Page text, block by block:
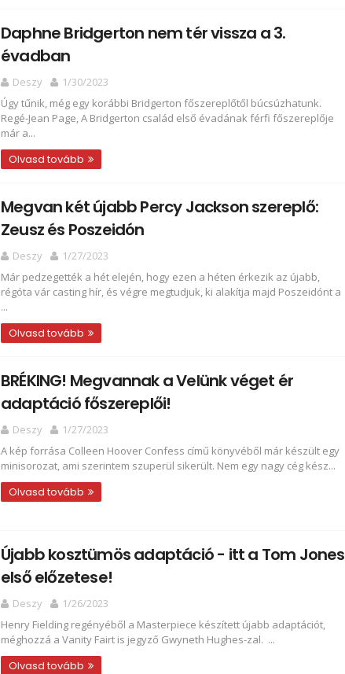
Daphne Bridgerton nem tér vissza a 3.
évadban
Deszy
1/30/2023
Úgy tűnik, még egy korábbi Bridgerton főszereplőtől búcsúzhatunk.
Regé-Jean Page, A Bridgerton család első évadának férfi főszereplője
már a...
Olvasd tovább
Megvan két újabb Percy Jackson szereplő:
Zeusz és Poszeidón
Deszy
1/27/2023
Már pedzegették a hét elején, hogy ezen a héten érkezik az újabb,
régóta vár casting hír, és végre megtudjuk, ki alakítja majd Poszeidónt a
...
Olvasd tovább
BRÉKING! Megvannak a Velünk véget ér
adaptáció főszereplői!
Deszy
1/27/2023
A kép forrása Colleen Hoover Confess című könyvéből már készült egy
minisorozat, ami szerintem szuperül sikerült. Nem egy nagy cég kész...
Olvasd tovább
Újabb kosztümös adaptáció - itt a Tom Jones
első előzetese!
Deszy
1/26/2023
Henry Fielding regényéből a Masterpiece készített újabb adaptációt,
méghozzá a Vanity Fairt is jegyző Gwyneth Hughes-zal. ...
Olvasd tovább